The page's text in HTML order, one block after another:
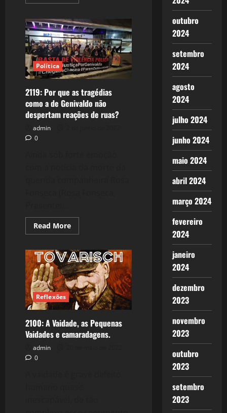
do
GGN
–
Nassif
–
a
Importância
dos
portais
alternativos
à
mídia
corporativa
Política
2119: Por que as tragédias
como a de Genivaldo não
despertam reações de ruas?
admin
0
Read MoreRead
more
Por
que
as
tragédias
como
a
de
Genivaldo
não
despertam
reações
de
ruas?
Reflexões
2100: A Vaidade, as Pequenas
Vaidades e camaradagens.
admin
0
outubro
2024
setembro
2024
agosto
2024
julho 2024
junho 2024
maio 2024
abril 2024
março 2024
fevereiro
2024
janeiro
2024
dezembro
2023
novembro
2023
outubro
2023
setembro
2023